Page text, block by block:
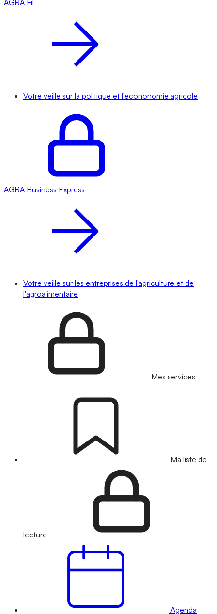
AGRA Fil
Votre veille sur la politique et l'écononomie agricole
AGRA Business Express
Votre veille sur les entreprises de l'agriculture et de
l'agroalimentaire
Mes services
Ma liste de
lecture
Agenda